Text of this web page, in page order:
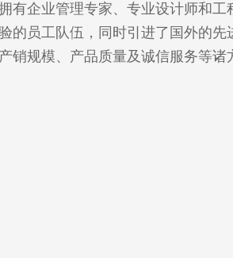
有企业管理专家、专业设计师和工
的员工队伍，同时引进了国外的先
销规模、产品质量及诚信服务等诸